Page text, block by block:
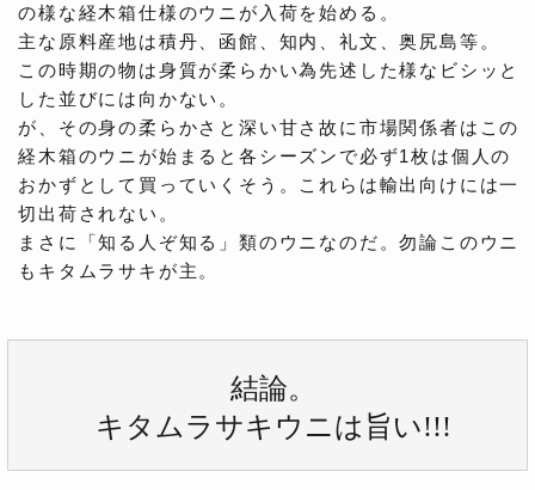
の様な経木箱仕様のウニが入荷を始める。
主な原料産地は積丹、函館、知内、礼文、奥尻島等。
この時期の物は身質が柔らかい為先述した様なビシッと
した並びには向かない。
が、その身の柔らかさと深い甘さ故に市場関係者はこの
経木箱のウニが始まると各シーズンで必ず1枚は個人の
おかずとして買っていくそう。これらは輸出向けには一
切出荷されない。
まさに「知る人ぞ知る」類のウニなのだ。勿論このウニ
もキタムラサキが主。
結論。
キタムラサキウニは旨い!!!